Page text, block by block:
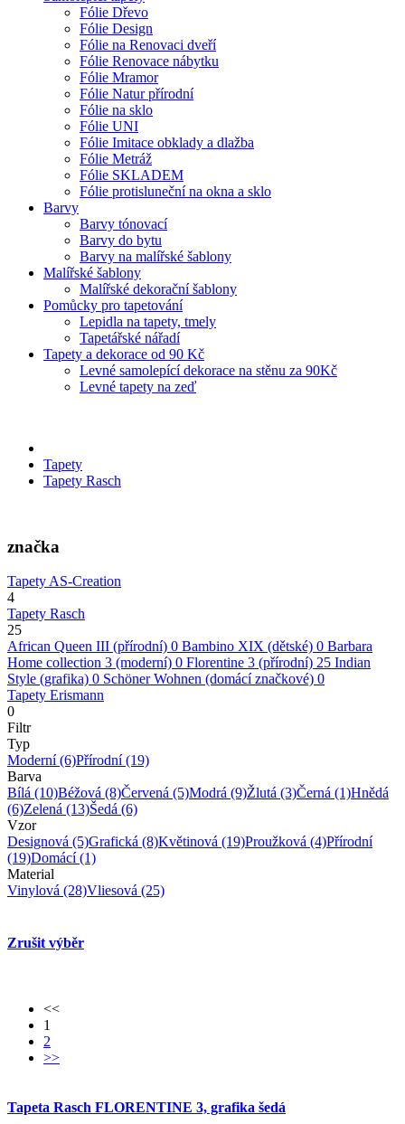
Fólie Dřevo
Fólie Design
Fólie na Renovaci dveří
Fólie Renovace nábytku
Fólie Mramor
Fólie Natur přírodní
Fólie na sklo
Fólie UNI
Fólie Imitace obklady a dlažba
Fólie Metráž
Fólie SKLADEM
Fólie protisluneční na okna a sklo
Barvy
Barvy tónovací
Barvy do bytu
Barvy na malířské šablony
Malířské šablony
Malířské dekorační šablony
Pomůcky pro tapetování
Lepidla na tapety, tmely
Tapetářské nářadí
Tapety a dekorace od 90 Kč
Levné samolepící dekorace na stěnu za 90Kč
Levné tapety na zeď
Tapety
Tapety Rasch
značka
Tapety AS-Creation
4
Tapety Rasch
25
African Queen III (přírodní) 0 Bambino XIX (dětské) 0 Barbara
Home collection 3 (moderní) 0 Florentine 3 (přírodní) 25 Indian
Style (grafika) 0 Schöner Wohnen (domácí značkové) 0
Tapety Erismann
0
Filtr
Typ
Moderní(6)Přírodní(19)
Barva
Bílá (10)Béžová (8)Červená (5)Modrá (9)Žlutá (3)Černá (1)Hnědá
(6)Zelená (13)Šedá (6)
Vzor
Designová (5)Grafická (8)Květinová (19)Proužková (4)Přírodní
(19)Domácí(1)
Material
Vinylová (28)Vliesová (25)
Zrušit výběr
<<
1
2
>>
Tapeta Rasch FLORENTINE 3, grafika šedá